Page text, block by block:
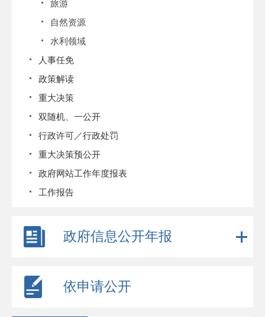
旅游
自然资源
水利领域
人事任免
政策解读
重大决策
双随机、一公开
行政许可／行政处罚
重大决策预公开
政府网站工作年度报表
工作报告
政府信息公开年报
依申请公开